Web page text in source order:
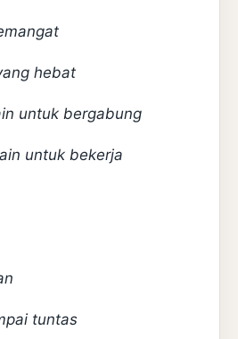
hebat
untuk bergabung
untuk bekerja
tuntas